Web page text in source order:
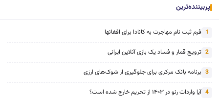
پربیننده‌ترین
1 فرم ثبت نام مهاجرت به کانادا برای افغانها
2 ترویج قمار و فساد یک بازی آنلاین ایرانی
3 برنامه بانک مرکزی برای جلوگیری از شوک‌های ارزی
4 آیا واردات رنو در ۱۴۰۳ از تحریم خارج شده است؟